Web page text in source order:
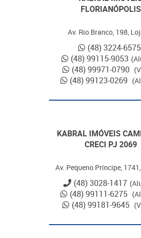
FLORIANÓPOLIS
Av. Rio Branco, 198,
(48) 3224-6575
(48) 99115-9053
(48) 99971-0790
(48) 99123-0269
KABRAL IMÓVEIS
CRECI PJ 2069
Av. Pequeno Príncipe,
(48) 3028-1417
(48) 99111-6275
(48) 99181-9645